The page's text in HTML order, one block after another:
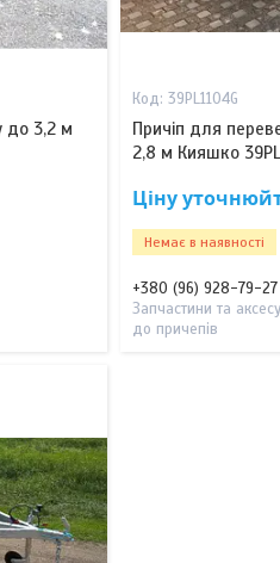
до 3,2 м
39PL1104G
Причіп для
2,8 м Кияшко
Ціну
Немає в наявності
+380 (96) 928-79-27
Запчастини та
до причепів